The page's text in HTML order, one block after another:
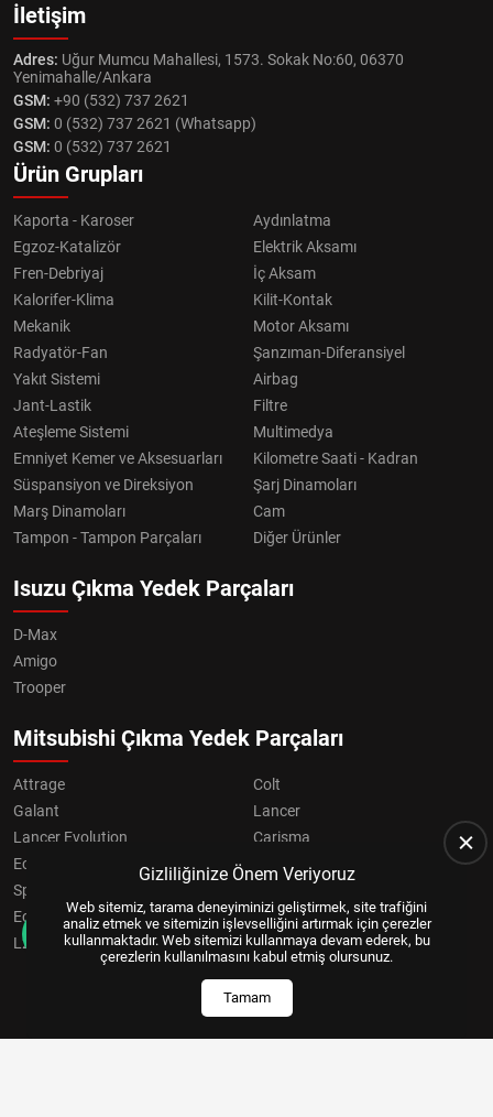
İletişim
Adres: Uğur Mumcu Mahallesi, 1573. Sokak No:60, 06370
Yenimahalle/Ankara
GSM: +90 (532) 737 2621
GSM: 0 (532) 737 2621 (Whatsapp)
GSM: 0 (532) 737 2621
Ürün Grupları
Kaporta - Karoser
Aydınlatma
Egzoz-Katalizör
Elektrik Aksamı
Fren-Debriyaj
İç Aksam
Kalorifer-Klima
Kilit-Kontak
Mekanik
Motor Aksamı
Radyatör-Fan
Şanzıman-Diferansiyel
Yakıt Sistemi
Airbag
Jant-Lastik
Filtre
Ateşleme Sistemi
Multimedya
Emniyet Kemer ve Aksesuarları
Kilometre Saati - Kadran
Süspansiyon ve Direksiyon
Şarj Dinamoları
Marş Dinamoları
Cam
Tampon - Tampon Parçaları
Diğer Ürünler
Isuzu Çıkma Yedek Parçaları
D-Max
Amigo
Trooper
Mitsubishi Çıkma Yedek Parçaları
Attrage
Colt
Galant
Lancer
Lancer Evolution
Carisma
Eclipse
Grandis
Space Star
Eclipse Cross
OUTLANDER
L200
Pajero
Gizliliğinize Önem Veriyoruz
Web sitemiz, tarama deneyiminizi geliştirmek, site trafiğini
analiz etmek ve sitemizin işlevselliğini artırmak için çerezler
kullanmaktadır. Web sitemizi kullanmaya devam ederek, bu
çerezlerin kullanılmasını kabul etmiş olursunuz.
Tamam